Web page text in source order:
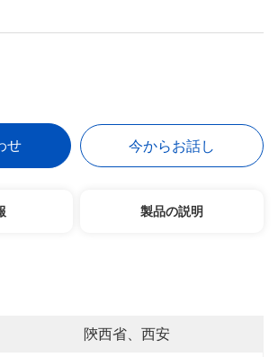
せ 今からお話し
製品の説明
陝西省、西安